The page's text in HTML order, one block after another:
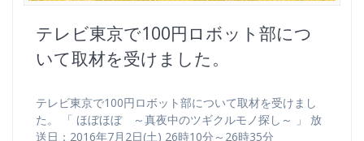
テレビ東京で100円ロボット部につ
いて取材を受けました。
テレビ東京で100円ロボット部について取材を受けまし
た。 「 ほぼほぼ ～真夜中のツギクルモノ探し～ 」 放
送日：2016年7月2日(土) 26時10分～26時35分